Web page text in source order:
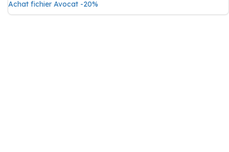
Achat fichier Avocat -20%